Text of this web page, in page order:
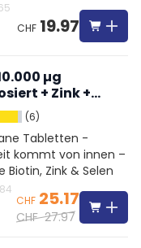
CHF19.97
µg
+ Zink +
(6)
Tabletten -
kommt von innen –
Biotin, Zink & Selen
CHF25.17
CHF 27.97